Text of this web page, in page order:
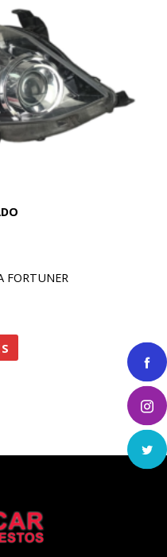
FORTUNER
variantes.
Las
opciones
se
pueden
elegir
en
de